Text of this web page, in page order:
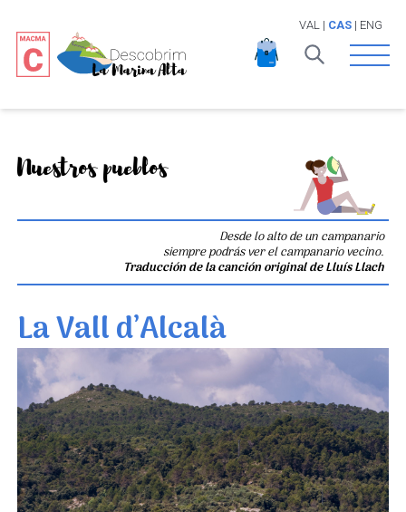
VAL | CAS| ENG
Open
Nuestros pueblos
Desde lo alto de un campanario
siempre podrás ver el campanario vecino.
Traducción de la canción original de Lluís Llach
La Vall d’Alcalà